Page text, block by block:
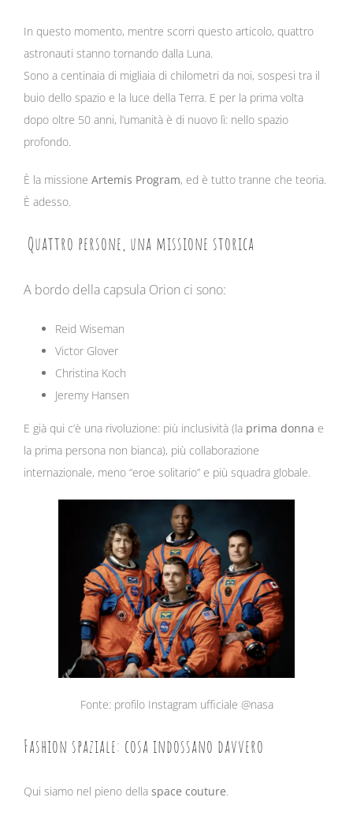
In questo momento, mentre scorri questo articolo, quattro
astronauti stanno tornando dalla Luna.
Sono a centinaia di migliaia di chilometri da noi, sospesi tra il
buio dello spazio e la luce della Terra. E per la prima volta
dopo oltre 50 anni, l’umanità è di nuovo lì: nello spazio
profondo.
È la missione Artemis Program, ed è tutto tranne che teoria.
È adesso.
Quattro persone, una missione storica
A bordo della capsula Orion ci sono:
Reid Wiseman
Victor Glover
Christina Koch
Jeremy Hansen
E già qui c’è una rivoluzione: più inclusività (la prima donna e
la prima persona non bianca), più collaborazione
internazionale, meno “eroe solitario” e più squadra globale.
Fonte: profilo Instagram ufficiale @nasa
Fashion spaziale: cosa indossano davvero
Qui siamo nel pieno della space couture